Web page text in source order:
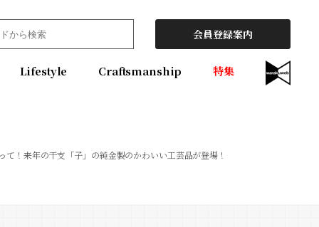
会員登録案内
Lifestyle Craftsmanship 特集
！来年の干支「子」の純金製のかわいい工芸品が登場！